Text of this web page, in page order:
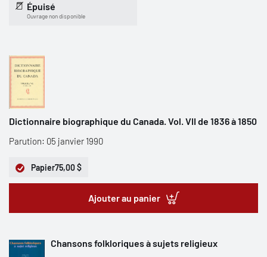
Épuisé
Ouvrage non disponible
Dictionnaire biographique du Canada. Vol. VII de 1836 à 1850
Parution: 05 janvier 1990
Papier75,00 $
Ajouter au panier
Chansons folkloriques à sujets religieux